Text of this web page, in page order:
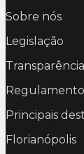
Sobre nós
Legislação
Principais
Florianópolis